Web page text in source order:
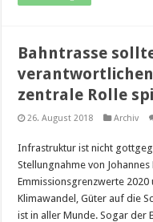
Bahntrasse
zentrale Rolle
26. August 2018 Archiv
Infrastruktur ist nicht
Stellungnahme von
Emmissionsgrenzwerte
Klimawandel, Güter auf die
ist in aller Munde. Sogar der